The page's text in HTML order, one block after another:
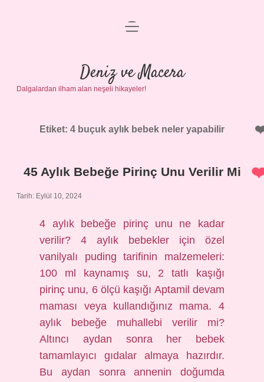
Anasayfa
Gizlilik Politikası
Yasal Uyarı
menüyü
Deniz ve Macera
Dalgalardan ilham alan neşeli hikayeler!
Etiket: 4 buçuk aylık bebek neler yapabilir
45 Aylık Bebeğe Pirinç Unu Verilir Mi
Tarih: Eylül 10, 2024
4 aylık bebeğe pirinç unu ne kadar
verilir? 4 aylık bebekler için özel
vanilyalı puding tarifinin malzemeleri:
100 ml kaynamış su, 2 tatlı kaşığı
pirinç unu, 6 ölçü kaşığı Aptamil devam
maması veya kullandığınız mama. 4
aylık bebeğe muhallebi verilir mi?
Altıncı aydan sonra her bebek
tamamlayıcı gıdalar almaya hazırdır.
Bu aydan sonra annenin doğumda